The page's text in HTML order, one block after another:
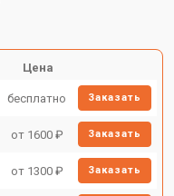
Цена
бесплатно Заказать
от 1600 ₽ Заказать
от 1300 ₽ Заказать